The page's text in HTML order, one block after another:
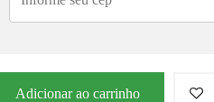
Adicionar ao carrinho